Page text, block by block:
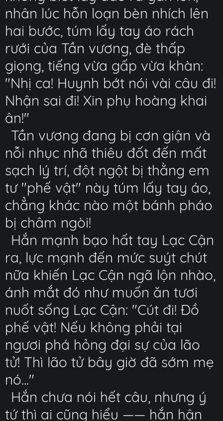
nhân lúc hỗn loạn bèn nhích lên
hai bước, túm lấy tay áo rách
rưới của Tần vương, đè thấp
giọng, tiếng vừa gấp vừa khàn:
"Nhị ca! Huynh bớt nói vài câu đi!
Nhận sai đi! Xin phụ hoàng khai
ân!"
Tần vương đang bị cơn giận và
nỗi nhục nhã thiêu đốt đến mất
sạch lý trí, đột ngột bị thằng em
tư "phế vật" này túm lấy tay áo,
chẳng khác nào một bánh pháo
bị châm ngòi!
Hắn mạnh bạo hất tay Lạc Cận
ra, lực mạnh đến mức suýt chút
nữa khiến Lạc Cận ngã lộn nhào,
ánh mắt đó như muốn ăn tươi
nuốt sống Lạc Cận: "Cút đi! Đồ
phế vật! Nếu không phải tại
ngươi phá hỏng đại sự của lão
tử! Thì lão tử bây giờ đã sớm mẹ
nó..."
Hắn chưa nói hết câu, nhưng ý
tứ thì ai cũng hiểu —— hắn hận